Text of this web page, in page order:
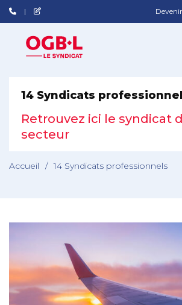
14 Syndicats
Retrouvez ici le syndicat
secteur
Accueil / 14 Syndicats professionnels